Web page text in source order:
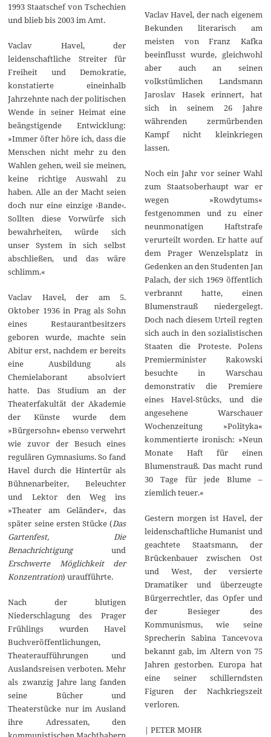
1993 Staatschef von Tschechien
und blieb bis 2003 im Amt.
Vaclav Havel, der
leidenschaftliche Streiter für
Freiheit und Demokratie,
konstatierte eineinhalb
Jahrzehnte nach der politischen
Wende in seiner Heimat eine
beängstigende Entwicklung:
»Immer öfter höre ich, dass die
Menschen nicht mehr zu den
Wahlen gehen, weil sie meinen,
keine richtige Auswahl zu
haben. Alle an der Macht seien
doch nur eine einzige ›Bande‹.
Sollten diese Vorwürfe sich
bewahrheiten, würde sich
unser System in sich selbst
abschließen, und das wäre
schlimm.«
Vaclav Havel, der am 5.
Oktober 1936 in Prag als Sohn
eines Restaurantbesitzers
geboren wurde, machte sein
Abitur erst, nachdem er bereits
eine Ausbildung als
Chemielaborant absolviert
hatte. Das Studium an der
Theaterfakultät der Akademie
der Künste wurde dem
»Bürgersohn« ebenso verwehrt
wie zuvor der Besuch eines
regulären Gymnasiums. So fand
Havel durch die Hintertür als
Bühnenarbeiter, Beleuchter
und Lektor den Weg ins
»Theater am Geländer«, das
später seine ersten Stücke (Das
Gartenfest, Die
Benachrichtigungund
Erschwerte Möglichkeit der
Konzentration) uraufführte.
Nach der blutigen
Niederschlagung des Prager
Frühlings wurden Havel
Buchveröffentlichungen,
Theateraufführungen und
Auslandsreisen verboten. Mehr
als zwanzig Jahre lang fanden
seine Bücher und
Theaterstücke nur im Ausland
ihre Adressaten, den
Vaclav Havel, der nach eigenem
Bekunden literarisch am
meisten von Franz Kafka
beeinflusst wurde, gleichwohl
aber auch an seinen
volkstümlichen Landsmann
Jaroslav Hasek erinnert, hat
sich in seinem 26 Jahre
währenden zermürbenden
Kampf nicht kleinkriegen
lassen.
Noch ein Jahr vor seiner Wahl
zum Staatsoberhaupt war er
wegen »Rowdytums«
festgenommen und zu einer
neunmonatigen Haftstrafe
verurteilt worden. Er hatte auf
dem Prager Wenzelsplatz in
Gedenken an den Studenten Jan
Palach, der sich 1969 öffentlich
verbrannt hatte, einen
Blumenstrauß niedergelegt.
Doch nach diesem Urteil regten
sich auch in den sozialistischen
Staaten die Proteste. Polens
Premierminister Rakowski
besuchte in Warschau
demonstrativ die Premiere
eines Havel-Stücks, und die
angesehene Warschauer
Wochenzeitung »Polityka«
kommentierte ironisch: »Neun
Monate Haft für einen
Blumenstrauß. Das macht rund
30 Tage für jede Blume –
ziemlich teuer.«
Gestern morgen ist Havel, der
leidenschaftliche Humanist und
geachtete Staatsmann, der
Brückenbauer zwischen Ost
und West, der versierte
Dramatiker und überzeugte
Bürgerrechtler, das Opfer und
der Besieger des
Kommunismus, wie seine
Sprecherin Sabina Tancevova
bekannt gab, im Altern von 75
Jahren gestorben. Europa hat
eine seiner schillerndsten
Figuren der Nachkriegszeit
verloren.
| PETER MOHR